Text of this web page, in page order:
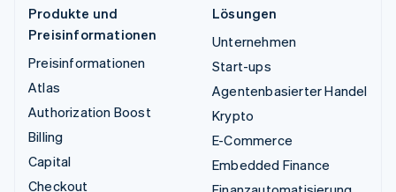
Produkte und
Preisinformationen
Preisinformationen
Atlas
Authorization Boost
Billing
Capital
Checkout
Lösungen
Unternehmen
Start-ups
Agentenbasierter Handel
Krypto
E-Commerce
Embedded Finance